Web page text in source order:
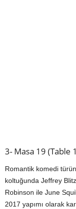
3- Masa 19 (Table
Romantik komedi
koltuğunda Jeffrey
Robinson ile June
2017 yapımı olarak